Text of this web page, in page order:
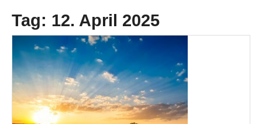
Tag: 12. April 2025